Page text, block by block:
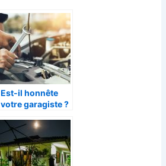
Est-il honnête
votre garagiste ?